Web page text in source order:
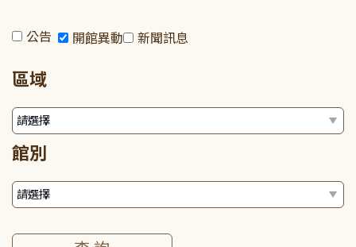
公告 開館異動 新聞訊息
區域
館別